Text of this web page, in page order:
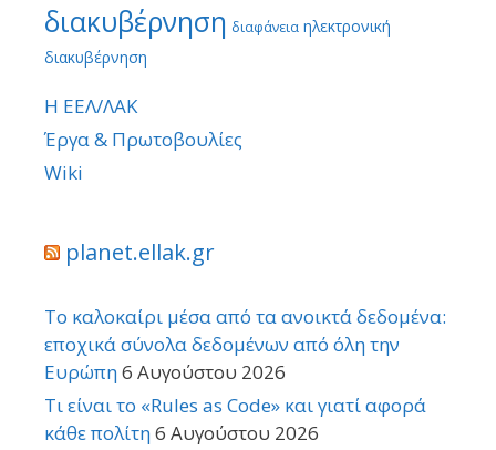
διακυβέρνηση διαφάνεια ηλεκτρονική
διακυβέρνηση
Η ΕΕΛ/ΛΑΚ
Έργα & Πρωτοβουλίες
Wiki
planet.ellak.gr
Το καλοκαίρι μέσα από τα ανοικτά δεδομένα:
εποχικά σύνολα δεδομένων από όλη την
Ευρώπη6 Αυγούστου 2026
Τι είναι το «Rules as Code» και γιατί αφορά
κάθε πολίτη6 Αυγούστου 2026